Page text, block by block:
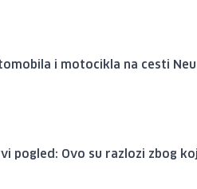
i motocikla na cesti
pogled: Ovo su razlozi zbog